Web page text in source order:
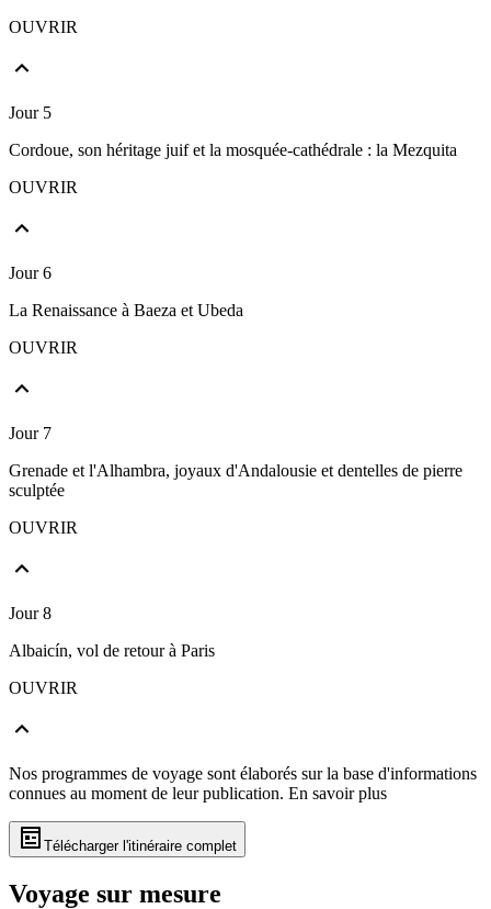
OUVRIR
Jour 5
Cordoue, son héritage juif et la mosquée-cathédrale : la Mezquita
OUVRIR
Jour 6
La Renaissance à Baeza et Ubeda
OUVRIR
Jour 7
Grenade et l'Alhambra, joyaux d'Andalousie et dentelles de pierre
sculptée
OUVRIR
Jour 8
Albaicín, vol de retour à Paris
OUVRIR
Nos programmes de voyage sont élaborés sur la base d'informations
connues au moment de leur publication. En savoir plus
Télécharger l'itinéraire complet
Voyage sur mesure